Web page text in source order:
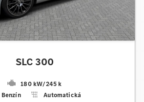
SLC 300
180 kW/245 k
Benzín
Automatická